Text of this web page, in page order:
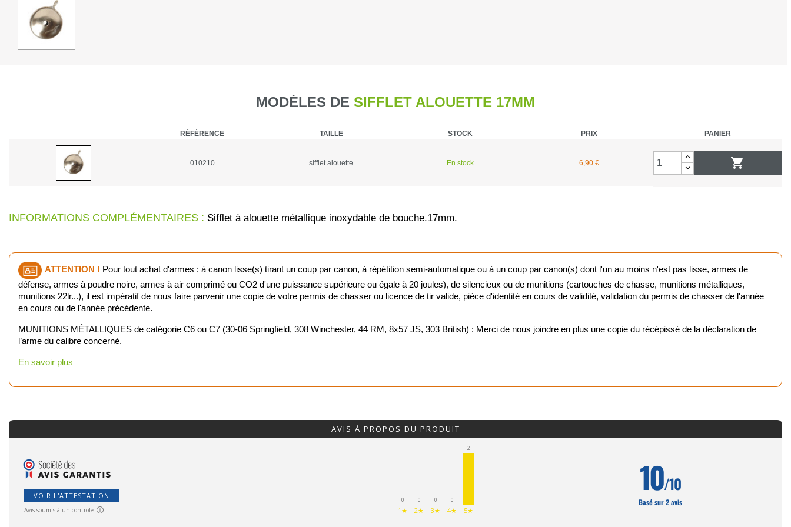
Détecteurs de métaux
Vision nocturne
MODÈLES DE SIFFLET ALOUETTE 17MM
RÉFÉRENCE TAILLE STOCK PRIX PANIER
010210 sifflet alouette En stock 6,90 € 
INFORMATIONS COMPLÉMENTAIRES : Sifflet à alouette métallique inoxydable de bouche.17mm.
ATTENTION ! Pour tout achat d'armes : à canon lisse(s) tirant un coup par canon, à répétition semi-automatique ou à un coup par canon(s) dont l'un au moins n'est pas lisse, armes de
défense, armes à poudre noire, armes à air comprimé ou CO2 d'une puissance supérieure ou égale à 20 joules), de silencieux ou de munitions (cartouches de chasse, munitions métalliques,
munitions 22lr...), il est impératif de nous faire parvenir une copie de votre permis de chasser ou licence de tir valide, pièce d'identité en cours de validité, validation du permis de chasser de l'année
en cours ou de l'année précédente.
MUNITIONS MÉTALLIQUES de catégorie C6 ou C7 (30-06 Springfield, 308 Winchester, 44 RM, 8x57 JS, 303 British) : Merci de nous joindre en plus une copie du récépissé de la déclaration de
l’arme du calibre concerné.
En savoir plus
AVIS À PROPOS DU PRODUIT
VOIR L'ATTESTATION
Avis soumis à un contrôle
0
1★
0
2★
0
3★
0
4★
2
5★
10/10
Basé sur 2 avis